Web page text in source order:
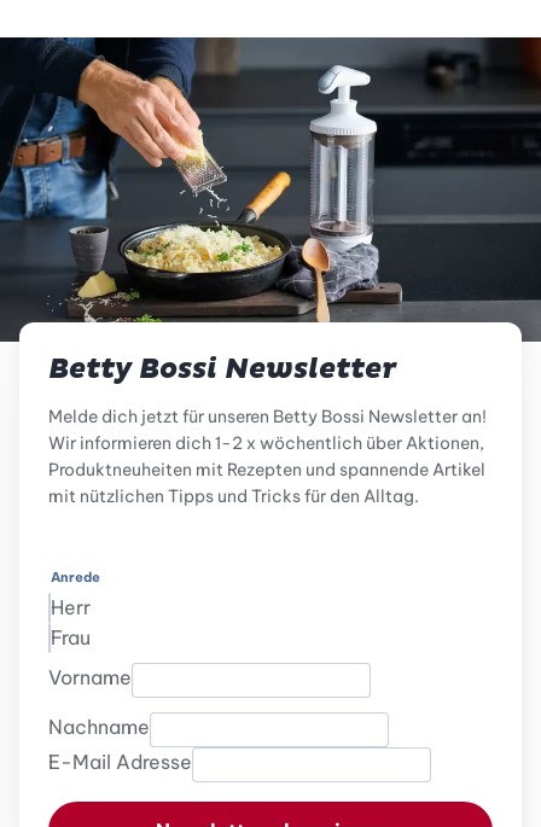
Betty Bossi Newsletter
Melde dich jetzt für unseren Betty Bossi Newsletter an!
Wir informieren dich 1-2 x wöchentlich über Aktionen,
Produktneuheiten mit Rezepten und spannende Artikel
mit nützlichen Tipps und Tricks für den Alltag.
Anrede
Herr
Frau
Vorname
Nachname
E-Mail Adresse